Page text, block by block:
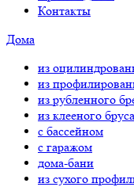
Контакты
Дома
из
из
из рубленного
из клееного бруса
с бассейном
с гаражом
дома-бани
из сухого